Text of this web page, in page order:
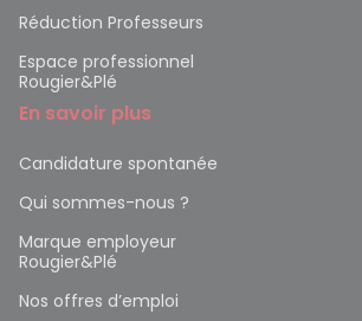
Réduction Professeurs
Espace professionnel
Rougier&Plé
En savoir plus
Candidature spontanée
Qui sommes-nous ?
Marque employeur
Rougier&Plé
Nos offres d’emploi